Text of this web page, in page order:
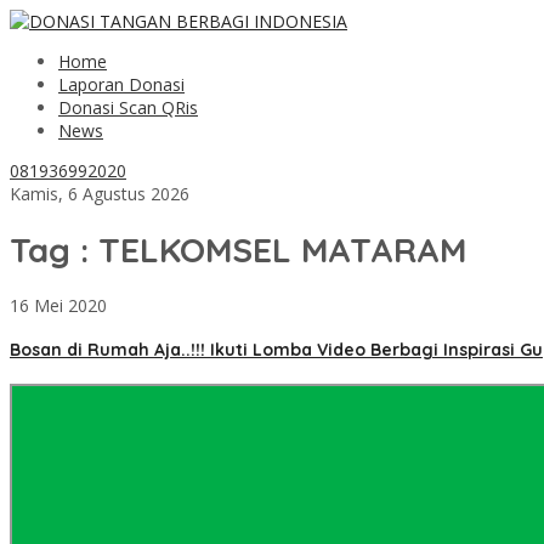
Home
Laporan Donasi
Donasi Scan QRis
News
081936992020
Kamis, 6 Agustus 2026
Tag : TELKOMSEL MATARAM
16 Mei 2020
Bosan di Rumah Aja..!!! Ikuti Lomba Video Berbagi Inspirasi